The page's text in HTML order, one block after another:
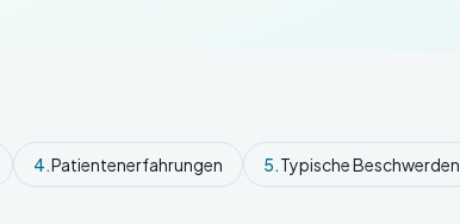
4.Patientenerfahrungen 5.Typische Beschwerden